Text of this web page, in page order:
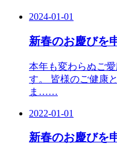
2024-01-01
新春のお慶びを
本年も変わらぬご
す。 皆様のご健康
ま……
2022-01-01
新春のお慶びを